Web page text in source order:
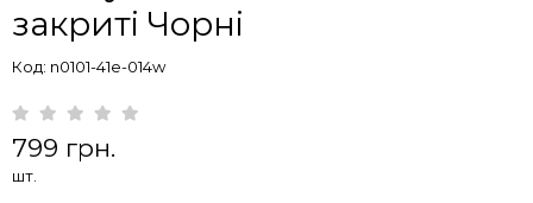
закриті Чорні
Код: n0101-41e-014w
799 грн.
шт.